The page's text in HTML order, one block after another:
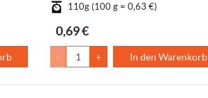
110g (100 g = 0,63 €)
0,69 €
- + In den Warenkorb